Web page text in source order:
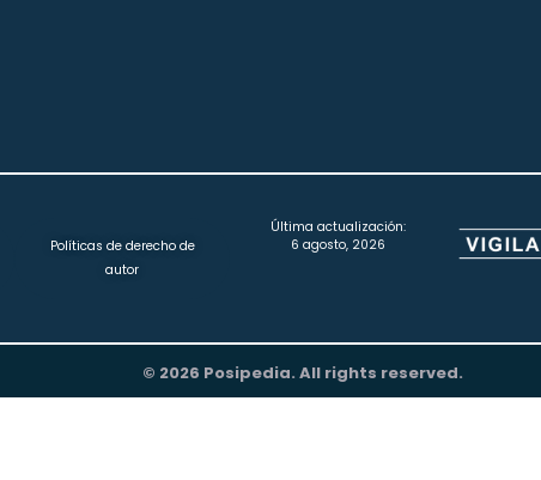
Políticas de derecho de
autor
Última actualización:
6 agosto, 2026
© 2026 Posipedia. All rights reserved.